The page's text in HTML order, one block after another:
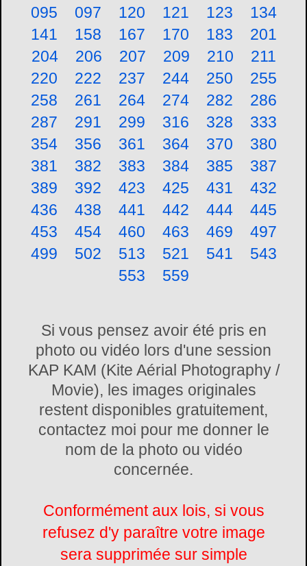
095
097 120 121 123
134
141
158 167 170 183
201
204
206 207 209 210
211
220
222 237 244 250
255
258
261 264 274 282
286
287
291 299 316 328
333
354
356 361 364 370
380
381
382 383 384 385
387
389
392 423 425 431
432
436
438 441 442 444
445
453
454 460 463 469
497
499
502 513 521 541
543
553
559
Si vous pensez avoir été pris en
photo ou vidéo lors d'une session
KAP KAM (Kite Aérial Photography /
Movie), les images originales
restent disponibles gratuitement,
contactez moi pour me donner le
nom de la photo ou vidéo
concernée.
Conformément aux lois, si vous
refusez d'y paraître votre image
sera supprimée sur simple